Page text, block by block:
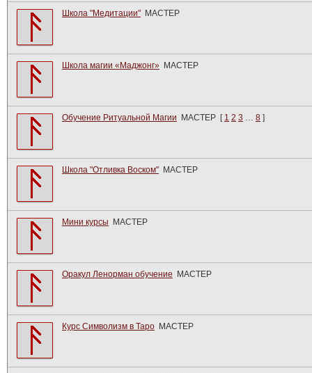
Школа "Медитации" МАСТЕР
Школа магии «Маджонг» МАСТЕР
Обучение Ритуальной Магии МАСТЕР [ 1 2 3 … 8 ]
Школа "Отливка Воском" МАСТЕР
Мини курсы МАСТЕР
Оракул Ленорман обучение МАСТЕР
Курс Символизм в Таро МАСТЕР